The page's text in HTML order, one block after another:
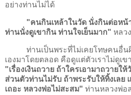
อย่างท่านไม่ได้
"คนกินเหล้าในวัด นั่งกินต่อหน้
ท่านนั่งดูเขากิน ท่านใจเย็นมาก" หลว
ท่านเป็นพระที่ไม่เคยโทษคนอื่นผิ
เองมาโดยตลอด คือดูแต่ตัวเราไม่ดูเขา
"เรื่องเงินถวาย ถ้าใครเอามาถวายใ
ส่วนตัวท่านไม่รับ ถ้าพระรับให้ทิ้งเลย
เถอะ หลวงพ่อไม่สะสม" ท่านหลวงพ่อ